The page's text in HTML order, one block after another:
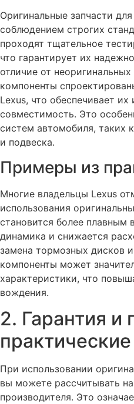
Оригинальные запчасти
соблюдением строгих
проходят тщательное
что гарантирует их
отличие от
компоненты
Lexus, что обеспечивает
совместимость. Это
систем автомобиля, таких
и подвеска.
Примеры из
Многие владельцы Lexus
использования
становится более плавным
динамика и снижается
замена тормозных дисков
компоненты может
характеристики, что
вождения.
2. Гарантия и
При использовании
вы можете рассчитывать
производителя. Это